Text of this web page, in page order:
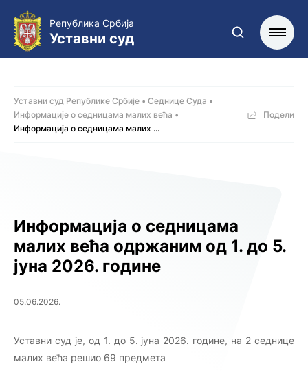
Република Србија
Уставни суд
Информација о седницама
малих већа одржаним од 1. до 5.
јуна 2026. године
05.06.2026.
Уставни суд је, од 1. до 5. јуна 2026. године, на 2 седнице
малих већа решио 69 предмета
Уставни суд Републике Србије
Седнице Суда
Информације о седницама малих већa
Информација о седницама малих ...
Подели